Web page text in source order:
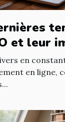
et leur
en
en ligne,